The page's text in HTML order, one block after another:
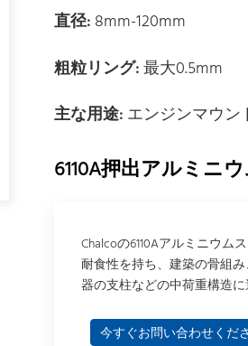
直径: 8mm-120mm
粗粒リング:最大0.5mm
主な用途: エンジンマウ
6110A押出アルミニ
Chalcoの6110Aアルミニウム
耐食性を持ち、建築の骨組
器の支柱などの中荷重構造に
今すぐお問い合わせくだ